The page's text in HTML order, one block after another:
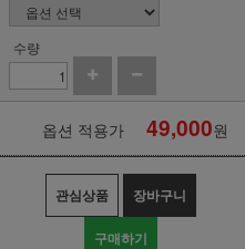
수량
옵션 적용가 49,000원
관심상품 장바구니
구매하기